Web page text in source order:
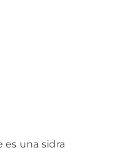
es una sidra